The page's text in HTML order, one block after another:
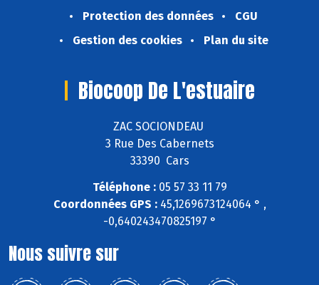
Protection des données
CGU
Gestion des cookies
Plan du site
Biocoop De L'estuaire
ZAC SOCIONDEAU
3 Rue Des Cabernets
33390 Cars
Téléphone :05 57 33 11 79
Coordonnées GPS :45,1269673124064 ° ,
-0,640243470825197 °
Nous suivre sur